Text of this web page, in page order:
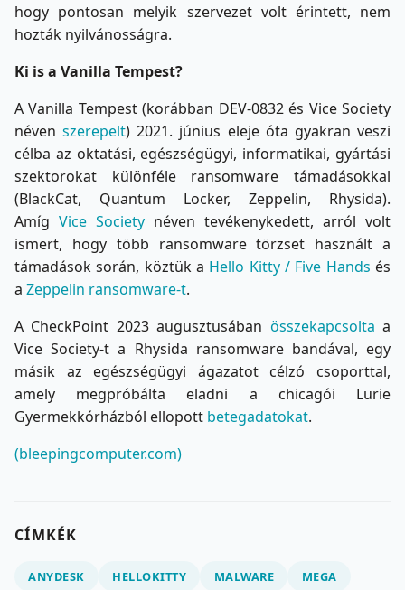
hogy pontosan melyik szervezet volt érintett, nem
hozták nyilvánosságra.
Ki is a Vanilla Tempest?
A Vanilla Tempest (korábban DEV-0832 és Vice Society
névenszerepelt) 2021. június eleje óta gyakran veszi
célba az oktatási, egészségügyi, informatikai, gyártási
szektorokat különféle ransomware támadásokkal
(BlackCat, Quantum Locker, Zeppelin, Rhysida).
Amíg Vice Society néven tevékenykedett, arról volt
ismert, hogy több ransomware törzset használt a
támadások során, köztük a Hello Kitty / Five Hands és
a Zeppelin ransomware-t.
A CheckPoint 2023 augusztusában összekapcsolta a
Vice Society-t a Rhysida ransomware bandával, egy
másik az egészségügyi ágazatot célzó csoporttal,
amely megpróbálta eladni a chicagói Lurie
Gyermekkórházból ellopott betegadatokat.
(bleepingcomputer.com)
CÍMKÉK
ANYDESK HELLOKITTY MALWARE MEGA